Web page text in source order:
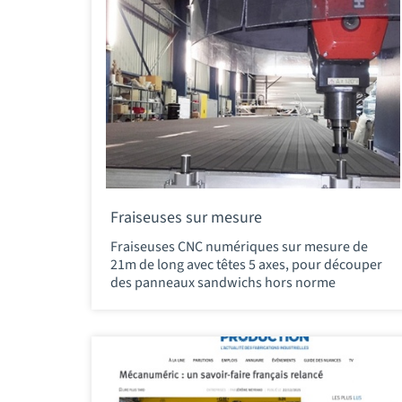
Fraiseuses sur mesure
Fraiseuses CNC numériques sur mesure de
21m de long avec têtes 5 axes, pour découper
des panneaux sandwichs hors norme